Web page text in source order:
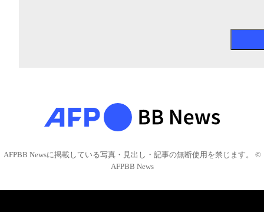
AFPBB Newsに掲載している写真・見出し・記事の無断使用を禁じます。 ©
AFPBB News